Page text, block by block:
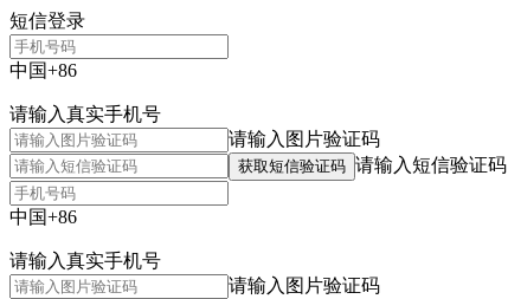
短信登录
中国+86
请输入真实手机号
请输入图片验证码
获取短信验证码 请输入短信验证码
中国+86
请输入真实手机号
请输入图片验证码